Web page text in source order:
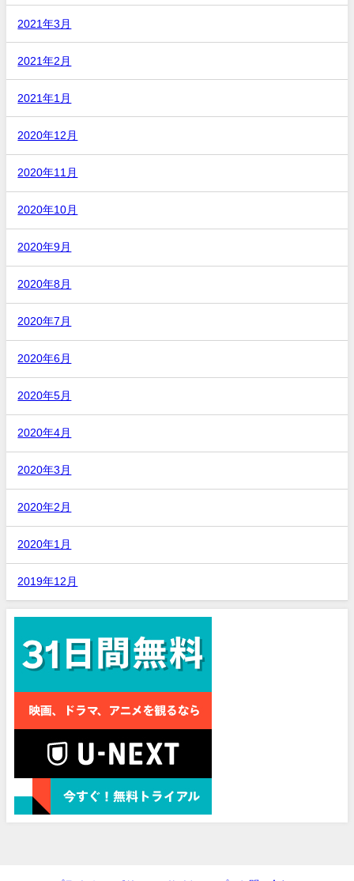
2021年3月
2021年2月
2021年1月
2020年12月
2020年11月
2020年10月
2020年9月
2020年8月
2020年7月
2020年6月
2020年5月
2020年4月
2020年3月
2020年2月
2020年1月
2019年12月